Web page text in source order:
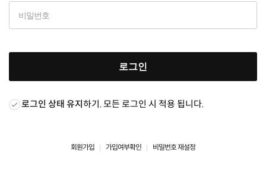
로그인
로그인 상태 유지하기. 모든 로그인 시 적용 됩니다.
회원가입 가입여부확인 비밀번호 재설정